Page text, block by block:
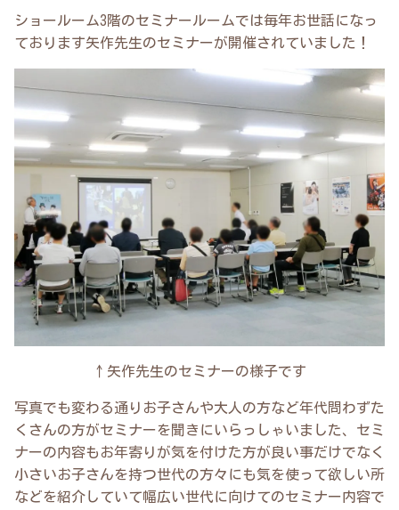
ショールーム3階のセミナールームでは毎年お世話になっ
ております矢作先生のセミナーが開催されていました！
↑矢作先生のセミナーの様子です
写真でも変わる通りお子さんや大人の方など年代問わずた
くさんの方がセミナーを聞きにいらっしゃいました、セミ
ナーの内容もお年寄りが気を付けた方が良い事だけでなく
小さいお子さんを持つ世代の方々にも気を使って欲しい所
などを紹介していて幅広い世代に向けてのセミナー内容で